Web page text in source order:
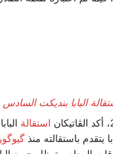
البابا بنديكت
استقالة
يتقدم باستقالته منذ